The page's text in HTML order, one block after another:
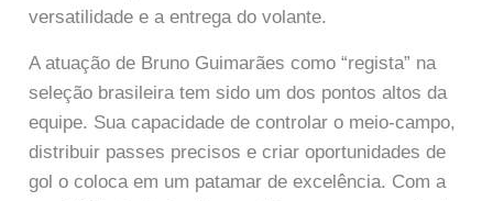
versatilidade e a entrega do volante.
A atuação de Bruno Guimarães como “regista” na
seleção brasileira tem sido um dos pontos altos da
equipe. Sua capacidade de controlar o meio-campo,
distribuir passes precisos e criar oportunidades de
gol o coloca em um patamar de excelência. Com a